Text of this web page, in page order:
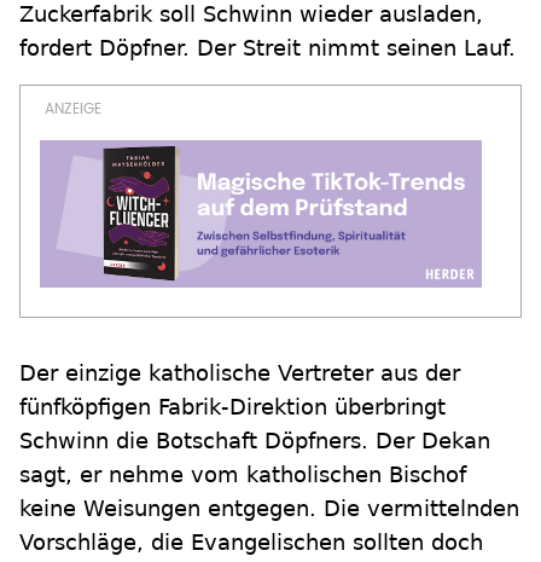
Zuckerfabrik soll Schwinn wieder ausladen,
fordert Döpfner. Der Streit nimmt seinen Lauf.
Der einzige katholische Vertreter aus der
fünfköpfigen Fabrik-Direktion überbringt
Schwinn die Botschaft Döpfners. Der Dekan
sagt, er nehme vom katholischen Bischof
keine Weisungen entgegen. Die vermittelnden
Vorschläge, die Evangelischen sollten doch